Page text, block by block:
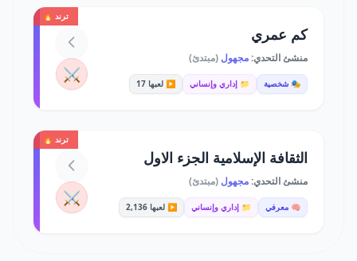
ترند 🔥
كم عمري
منشئ التحدي:مجهول (مبتدئ)
🎭 شخصية 📁 إداري وإنساني ▶️ لعبها 17 ⚔️
ترند 🔥
الثقافة الإسلامية الجزء الاول
منشئ التحدي:مجهول (مبتدئ)
🧠 معرفي 📁 إداري وإنساني ▶️ لعبها 2,136 ⚔️